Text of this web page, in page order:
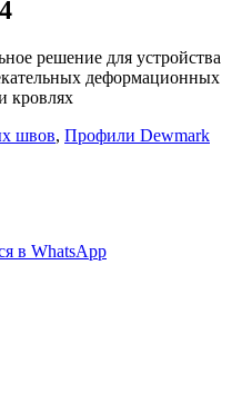
решение для устройства
деформационных
кровлях
швов, Профили Dewmark